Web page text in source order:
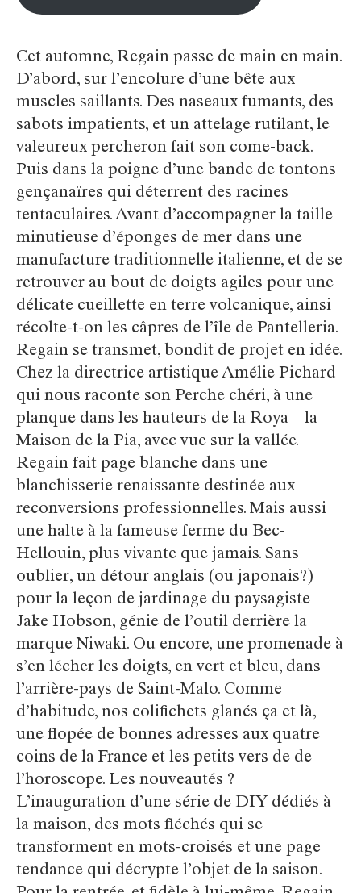
Cet automne, Regain passe de main en main.
D’abord, sur l’encolure d’une bête aux
muscles saillants. Des naseaux fumants, des
sabots impatients, et un attelage rutilant, le
valeureux percheron fait son come-back.
Puis dans la poigne d’une bande de tontons
gençanaïres qui déterrent des racines
tentaculaires. Avant d’accompagner la taille
minutieuse d’éponges de mer dans une
manufacture traditionnelle italienne, et de se
retrouver au bout de doigts agiles pour une
délicate cueillette en terre volcanique, ainsi
récolte-t-on les câpres de l’île de Pantelleria.
Regain se transmet, bondit de projet en idée.
Chez la directrice artistique Amélie Pichard
qui nous raconte son Perche chéri, à une
planque dans les hauteurs de la Roya – la
Maison de la Pia, avec vue sur la vallée.
Regain fait page blanche dans une
blanchisserie renaissante destinée aux
reconversions professionnelles. Mais aussi
une halte à la fameuse ferme du Bec-
Hellouin, plus vivante que jamais. Sans
oublier, un détour anglais (ou japonais?)
pour la leçon de jardinage du paysagiste
Jake Hobson, génie de l’outil derrière la
marque Niwaki. Ou encore, une promenade à
s’en lécher les doigts, en vert et bleu, dans
l’arrière-pays de Saint-Malo. Comme
d’habitude, nos colifichets glanés ça et là,
une flopée de bonnes adresses aux quatre
coins de la France et les petits vers de de
l’horoscope. Les nouveautés ?
L’inauguration d’une série de DIY dédiés à
la maison, des mots fléchés qui se
transforment en mots-croisés et une page
tendance qui décrypte l’objet de la saison.